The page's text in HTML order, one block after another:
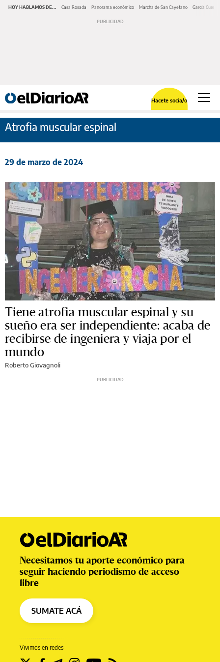
HOY HABLAMOS DE... Casa Rosada Panorama económico Marcha de San Cayetano García Cuerva
Hacete socia/o
Atrofia muscular espinal
29 de marzo de 2024
Tiene atrofia muscular espinal y su
sueño era ser independiente: acaba de
recibirse de ingeniera y viaja por el
mundo
Roberto Giovagnoli
Vivimos en redes
Necesitamos tu aporte económico para
seguir haciendo periodismo de acceso
libre
SUMATE ACÁ